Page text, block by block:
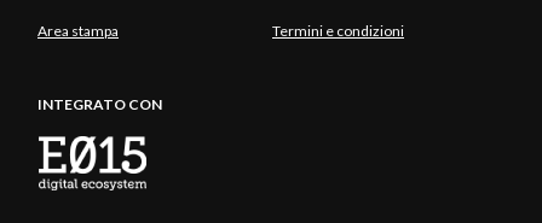
Area stampa Termini e condizioni
INTEGRATO CON